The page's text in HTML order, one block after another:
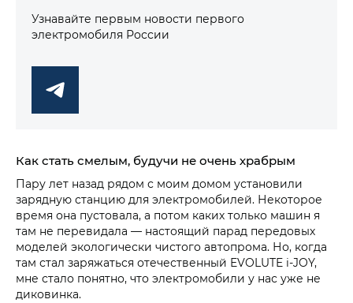
Узнавайте первым новости первого
электромобиля России
Как стать смелым, будучи не очень храбрым
Пару лет назад рядом с моим домом установили
зарядную станцию для электромобилей. Некоторое
время она пустовала, а потом каких только машин я
там не перевидала — настоящий парад передовых
моделей экологически чистого автопрома. Но, когда
там стал заряжаться отечественный EVOLUTE i‑JOY,
мне стало понятно, что электромобили у нас уже не
диковинка.